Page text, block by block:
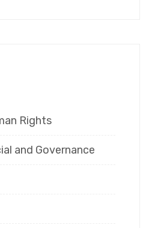
Rights
and Governance